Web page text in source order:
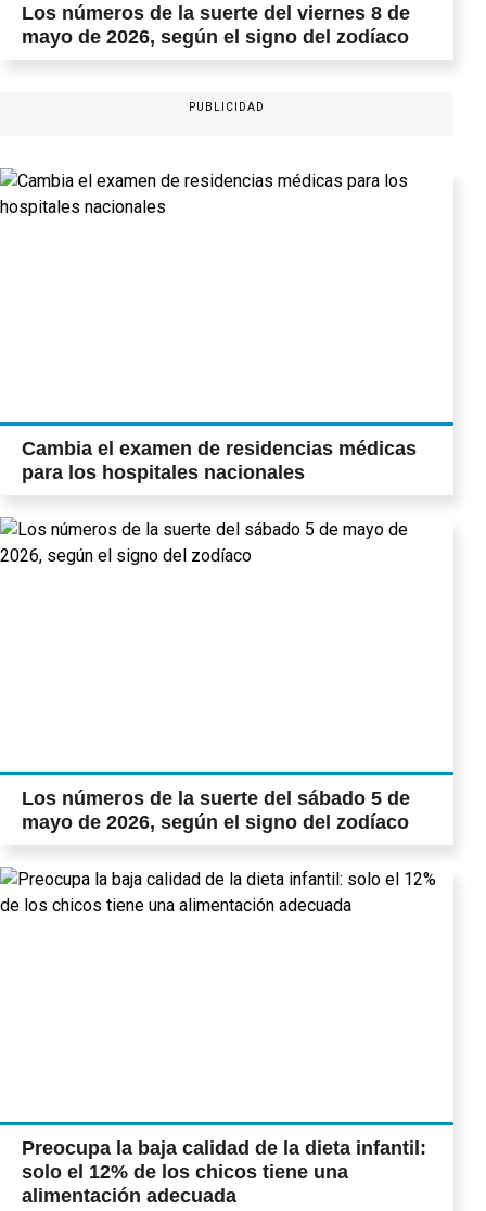
Los números de la suerte del viernes 8 de
mayo de 2026, según el signo del zodíaco
PUBLICIDAD
Cambia el examen de residencias médicas
para los hospitales nacionales
Los números de la suerte del sábado 5 de
mayo de 2026, según el signo del zodíaco
Preocupa la baja calidad de la dieta infantil:
solo el 12% de los chicos tiene una
alimentación adecuada